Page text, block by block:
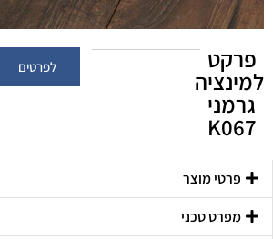
פרקט
למינציה
גרמני
K067
לפרטים
פרטי מוצר
מפרט טכני